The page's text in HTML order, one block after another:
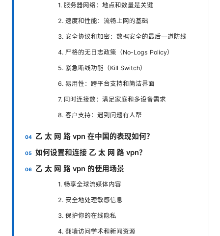
1. 服务器网络：地点和数量是关键
2. 速度和性能：流畅上网的基础
3. 安全协议和加密：数据安全的最后一道防线
4. 严格的无日志政策（No-Logs Policy）
5. 紧急断线功能（Kill Switch）
6. 易用性：跨平台支持和简洁界面
7. 同时连接数：满足家庭和多设备需求
8. 客户支持：遇到问题有人帮
乙 太 网 路 vpn 在中国的表现如何？
如何设置和连接 乙 太 网 路 vpn？
乙 太 网 路 vpn 的使用场景
1. 畅享全球流媒体内容
2. 安全地处理敏感信息
3. 保护你的在线隐私
4. 翻墙访问学术和新闻资源